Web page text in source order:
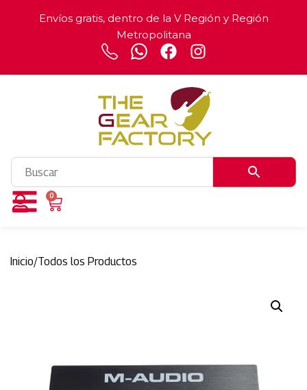
Envíos gratis, dentro de la V Región y Región
Metropolitana
0
Inicio/Todos los Productos